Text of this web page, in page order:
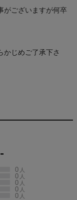
がございますが何卒
かじめご了承下さ
-
0 人
0 人
0 人
0 人
0 人